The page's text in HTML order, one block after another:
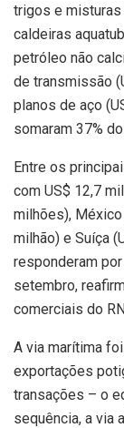
trigos e misturas
caldeiras
petróleo não
de transmissão
planos de aço
somaram 37%
Entre os
com US$ 12,7
milhões), México
milhão) e Suíça
responderam
setembro,
comerciais do
A via marítima
exportações
transações – o
sequência, a via